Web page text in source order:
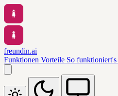
freundin.ai
Funktionen Vorteile So funktioniert's